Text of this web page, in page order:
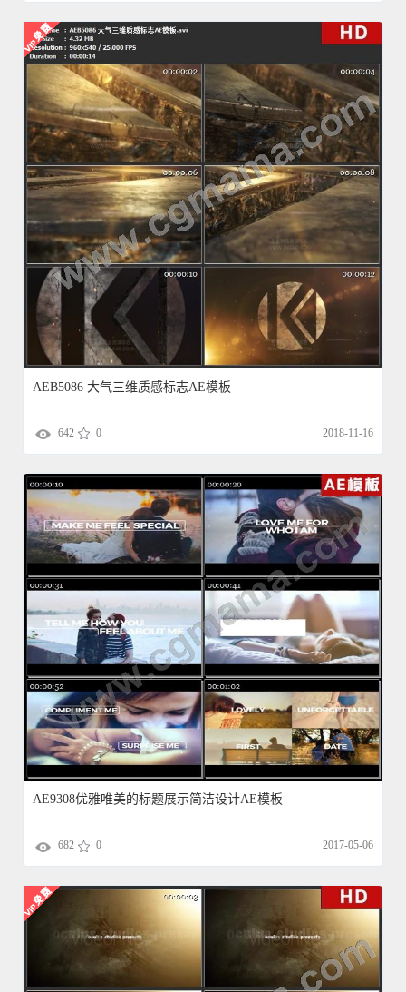
AEB5086 大气三维质感标志AE模板
642 0 2018-11-16
AE9308优雅唯美的标题展示简洁设计AE模板
682 0 2017-05-06